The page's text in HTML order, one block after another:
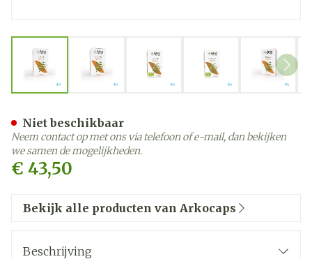
View larger imageView larger image View larger image
View
€ 43,50
Niet beschikbaar
Neem contact op met ons via telefoon of e-mail, dan bekijken
we samen de mogelijkheden.
Bekijk alle producten van Arkocaps
Beschrijving